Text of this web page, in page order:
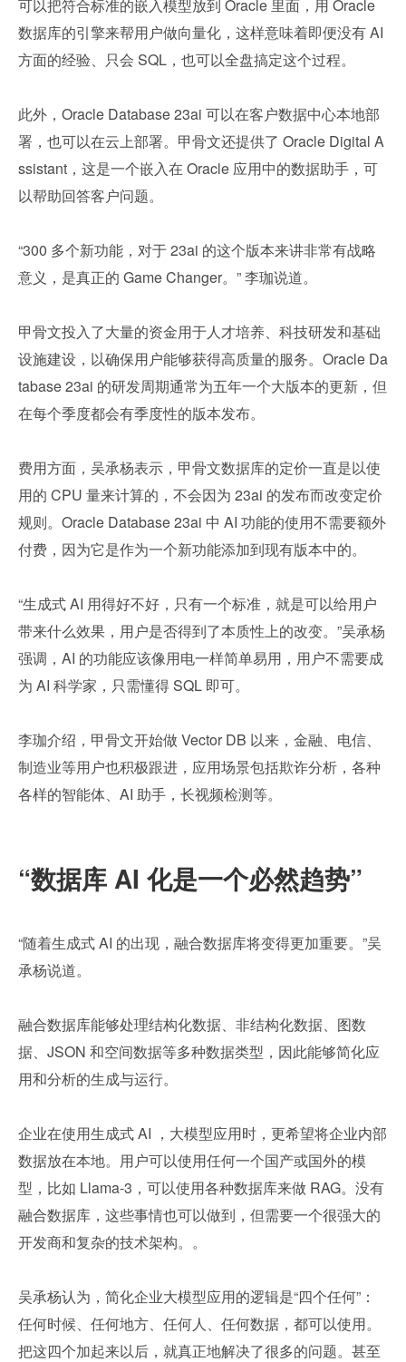
可以把符合标准的嵌入模型放到 Oracle 里面，用 Oracle
数据库的引擎来帮用户做向量化，这样意味着即便没有 AI
方面的经验、只会 SQL，也可以全盘搞定这个过程。
此外，Oracle Database 23ai 可以在客户数据中心本地部
署，也可以在云上部署。甲骨文还提供了 Oracle Digital A
ssistant，这是一个嵌入在 Oracle 应用中的数据助手，可
以帮助回答客户问题。
“300 多个新功能，对于 23ai 的这个版本来讲非常有战略
意义，是真正的 Game Changer。” 李珈说道。
甲骨文投入了大量的资金用于人才培养、科技研发和基础
设施建设，以确保用户能够获得高质量的服务。Oracle Da
tabase 23ai 的研发周期通常为五年一个大版本的更新，但
在每个季度都会有季度性的版本发布。
费用方面，吴承杨表示，甲骨文数据库的定价一直是以使
用的 CPU 量来计算的，不会因为 23ai 的发布而改变定价
规则。Oracle Database 23ai 中 AI 功能的使用不需要额外
付费，因为它是作为一个新功能添加到现有版本中的。
“生成式 AI 用得好不好，只有一个标准，就是可以给用户
带来什么效果，用户是否得到了本质性上的改变。”吴承杨
强调，AI 的功能应该像用电一样简单易用，用户不需要成
为 AI 科学家，只需懂得 SQL 即可。
李珈介绍，甲骨文开始做 Vector DB 以来，金融、电信、
制造业等用户也积极跟进，应用场景包括欺诈分析，各种
各样的智能体、AI 助手，长视频检测等。
“数据库 AI 化是一个必然趋势”
“随着生成式 AI 的出现，融合数据库将变得更加重要。”吴
承杨说道。
融合数据库能够处理结构化数据、非结构化数据、图数
据、JSON 和空间数据等多种数据类型，因此能够简化应
用和分析的生成与运行。
企业在使用生成式 AI ，大模型应用时，更希望将企业内部
数据放在本地。用户可以使用任何一个国产或国外的模
型，比如 Llama-3，可以使用各种数据库来做 RAG。没有
融合数据库，这些事情也可以做到，但需要一个很强大的
开发商和复杂的技术架构。。
吴承杨认为，简化企业大模型应用的逻辑是“四个任何”：
任何时候、任何地方、任何人、任何数据，都可以使用。
把这四个加起来以后，就真正地解决了很多的问题。甚至